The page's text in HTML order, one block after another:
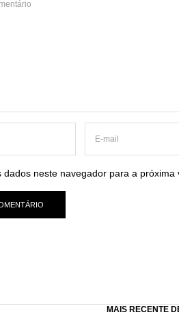
dados neste navegador para a próxima
MAIS RECENTE